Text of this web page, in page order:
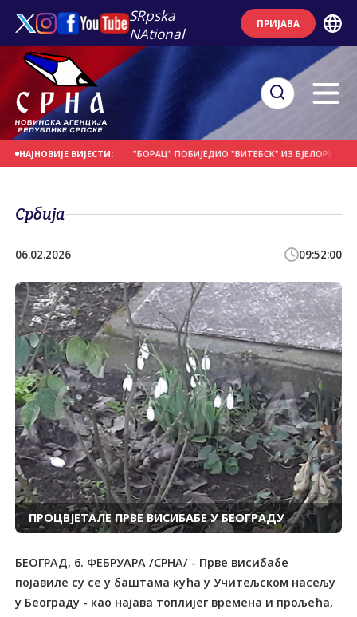
SRpska
NAtional
ПРИЈАВА
НАЈНОВИЈЕ ВИЈЕСТИ:
НА ДАНАШЊИ ДАН "БОРАЦ" ПОБИЈЕДИО "ВИТЕБСК" ИЗ БЈЕЛОРУСИЈЕ
Србија
06.02.2026 09:52:00
ПРОЦВЈЕТАЛЕ ПРВЕ ВИСИБАБЕ У БЕОГРАДУ
БЕОГРАД, 6. ФЕБРУАРА /СРНА/ - Прве висибабе
појавиле су се у баштама кућа у Учитељском насељу
у Београду - као најава топлијег времена и прољећа,